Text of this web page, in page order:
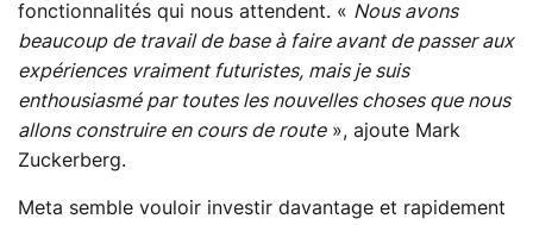
fonctionnalités qui nous attendent. « Nous avons
beaucoup de travail de base à faire avant de passer aux
expériences vraiment futuristes, mais je suis
enthousiasmé par toutes les nouvelles choses que nous
allons construire en cours de route», ajoute Mark
Zuckerberg.
Meta semble vouloir investir davantage et rapidement